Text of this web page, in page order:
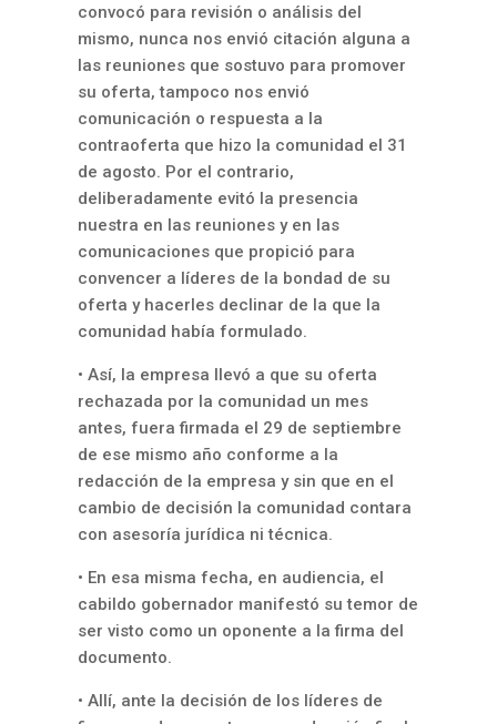
convocó para revisión o análisis del
mismo, nunca nos envió citación alguna a
las reuniones que sostuvo para promover
su oferta, tampoco nos envió
comunicación o respuesta a la
contraoferta que hizo la comunidad el 31
de agosto. Por el contrario,
deliberadamente evitó la presencia
nuestra en las reuniones y en las
comunicaciones que propició para
convencer a líderes de la bondad de su
oferta y hacerles declinar de la que la
comunidad había formulado.
• Así, la empresa llevó a que su oferta
rechazada por la comunidad un mes
antes, fuera firmada el 29 de septiembre
de ese mismo año conforme a la
redacción de la empresa y sin que en el
cambio de decisión la comunidad contara
con asesoría jurídica ni técnica.
• En esa misma fecha, en audiencia, el
cabildo gobernador manifestó su temor de
ser visto como un oponente a la firma del
documento.
• Allí, ante la decisión de los líderes de